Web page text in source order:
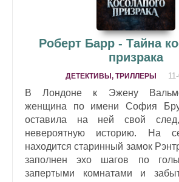
Роберт Барр - Тайна
призрака
ДЕТЕКТИВЫ, ТРИЛЛЕРЫ
В Лондоне к Эжену
женщина по имени София
оставила на ней свой
невероятную историю. На
находится старинный замок
заполнен эхо шагов по
запертыми комнатами и